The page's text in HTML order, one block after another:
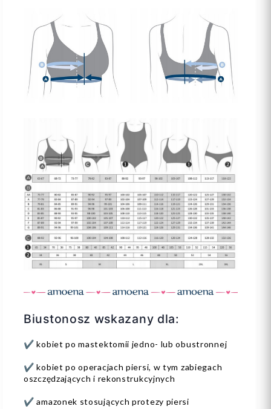
Biustonosz wskazany dla:
✔️ kobiet po mastektomii jedno- lub obustronnej
✔️ kobiet po operacjach piersi, w tym zabiegach
oszczędzających i rekonstrukcyjnych
✔️ amazonek stosujących protezy piersi